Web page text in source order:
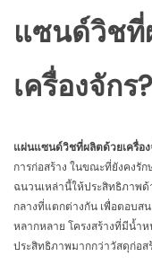
แซนด์วิชที่
เครื่องจักร?
แผ่นแซนด์วิชที่ผลิตด้วยเครื่อง
การก่อสร้าง ในขณะที่ยังคงรั
ฉนวนเหล่านี้ให้ประสิทธิภาพ
กลางที่แตกต่างกัน เพื่อตอบส
หลากหลาย โครงสร้างที่มีน้ำ
ประสิทธิภาพมากกว่าวัสดุก่อ